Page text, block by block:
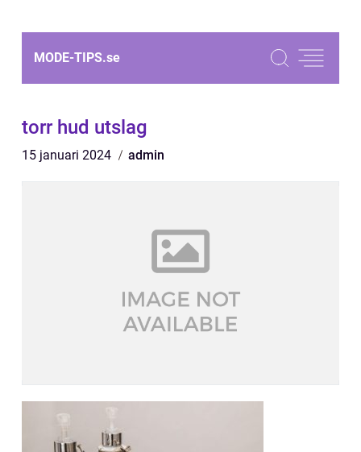
MODE-TIPS.se
torr hud utslag
15 januari 2024 admin